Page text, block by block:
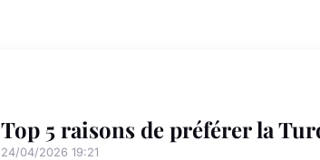
Top 5 raisons de préférer la
24/04/2026 19:21